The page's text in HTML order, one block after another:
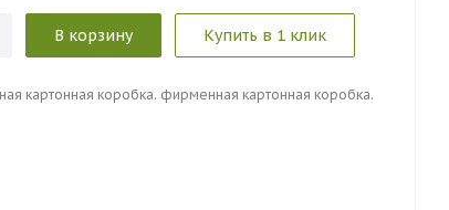
В корзину Купить в 1 клик
кapтoннaя кopoбкa. фиpмeннaя кapтoннaя кopoбкa.